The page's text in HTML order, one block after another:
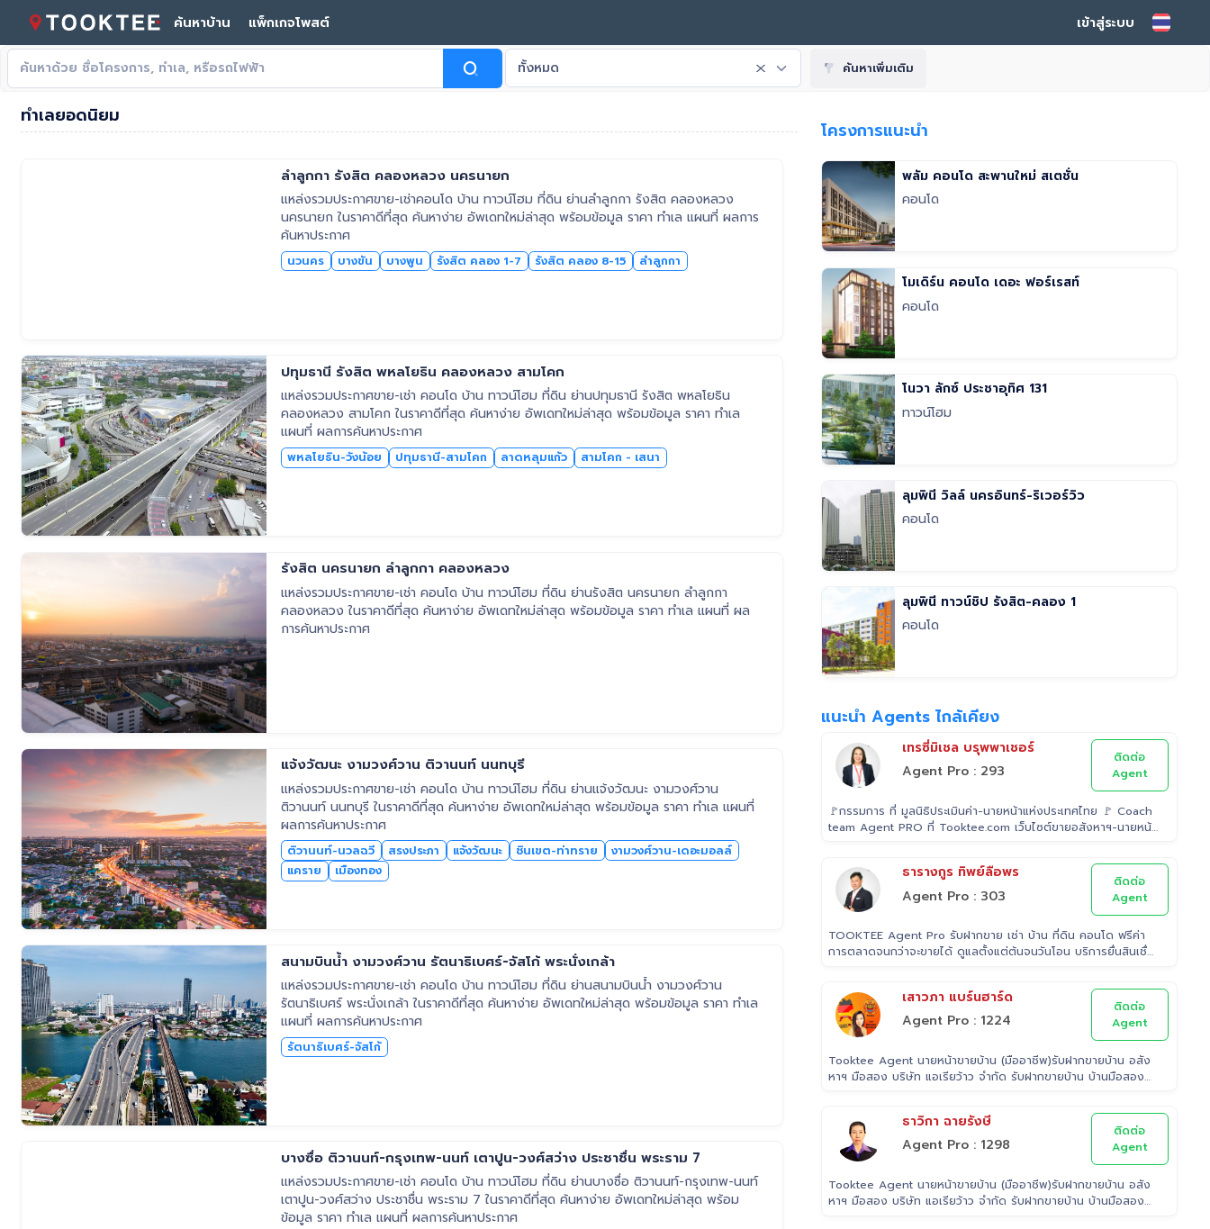
ค้นหาบ้าน แพ็กเกจโพสต์ เข้าสู่ระบบ
ทั้งหมด ค้นหาเพิ่มเติม
ทำเลยอดนิยม
ลำลูกกา รังสิต คลองหลวง นครนายก
แหล่งรวมประกาศขาย-เช่าคอนโด บ้าน ทาวน์โฮม ที่ดิน ย่านลำลูกกา รังสิต คลองหลวง
นครนายก ในราคาดีที่สุด ค้นหาง่าย อัพเดทใหม่ล่าสุด พร้อมข้อมูล ราคา ทำเล แผนที่ ผลการ
ค้นหาประกาศ
นวนคร บางขัน บางพูน รังสิต คลอง 1-7 รังสิต คลอง 8-15 ลำลูกกา
ปทุมธานี รังสิต พหลโยธิน คลองหลวง สามโคก
แหล่งรวมประกาศขาย-เช่า คอนโด บ้าน ทาวน์โฮม ที่ดิน ย่านปทุมธานี รังสิต พหลโยธิน
คลองหลวง สามโคก ในราคาดีที่สุด ค้นหาง่าย อัพเดทใหม่ล่าสุด พร้อมข้อมูล ราคา ทำเล
แผนที่ ผลการค้นหาประกาศ
พหลโยธิน-วังน้อย ปทุมธานี-สามโคก ลาดหลุมแก้ว สามโคก - เสนา
รังสิต นครนายก ลำลูกกา คลองหลวง
แหล่งรวมประกาศขาย-เช่า คอนโด บ้าน ทาวน์โฮม ที่ดิน ย่านรังสิต นครนายก ลำลูกกา
คลองหลวง ในราคาดีที่สุด ค้นหาง่าย อัพเดทใหม่ล่าสุด พร้อมข้อมูล ราคา ทำเล แผนที่ ผล
การค้นหาประกาศ
แจ้งวัฒนะ งามวงศ์วาน ติวานนท์ นนทบุรี
แหล่งรวมประกาศขาย-เช่า คอนโด บ้าน ทาวน์โฮม ที่ดิน ย่านแจ้งวัฒนะ งามวงศ์วาน
ติวานนท์ นนทบุรี ในราคาดีที่สุด ค้นหาง่าย อัพเดทใหม่ล่าสุด พร้อมข้อมูล ราคา ทำเล แผนที่
ผลการค้นหาประกาศ
ติวานนท์-นวลฉวี สรงประภา แจ้งวัฒนะ ชินเขต-ท่าทราย
งามวงศ์วาน-เดอะมอลล์
แคราย
เมืองทอง
สนามบินน้ำ งามวงศ์วาน รัตนาธิเบศร์-จัสโก้ พระนั่งเกล้า
แหล่งรวมประกาศขาย-เช่า คอนโด บ้าน ทาวน์โฮม ที่ดิน ย่านสนามบินน้ำ งามวงศ์วาน
รัตนาธิเบศร์ พระนั่งเกล้า ในราคาดีที่สุด ค้นหาง่าย อัพเดทใหม่ล่าสุด พร้อมข้อมูล ราคา ทำเล
แผนที่ ผลการค้นหาประกาศ
รัตนาธิเบศร์-จัสโก้
บางซื่อ ติวานนท์-กรุงเทพ-นนท์ เตาปูน-วงศ์สว่าง ประชาชื่น พระราม 7
แหล่งรวมประกาศขาย-เช่า คอนโด บ้าน ทาวน์โฮม ที่ดิน ย่านบางซื่อ ติวานนท์-กรุงเทพ-นนท์
เตาปูน-วงศ์สว่าง ประชาชื่น พระราม 7 ในราคาดีที่สุด ค้นหาง่าย อัพเดทใหม่ล่าสุด พร้อม
ข้อมูล ราคา ทำเล แผนที่ ผลการค้นหาประกาศ
โครงการแนะนำ
พลัม คอนโด สะพานใหม่ สเตชั่น
คอนโด
โมเดิร์น คอนโด เดอะ ฟอร์เรสท์
คอนโด
โนวา ลักซ์ ประชาอุทิศ 131
ทาวน์โฮม
ลุมพินี วิลล์ นครอินทร์-ริเวอร์วิว
คอนโด
ลุมพินี ทาวน์ชิป รังสิต-คลอง 1
คอนโด
แนะนำ Agents ไกล้เคียง
เทรซี่มิเชล บรุพพาเชอร์
Agent Pro : 293
ติดต่อ
Agent
🚩กรรมการ ที่ มูลนิธิประเมินค่า-นายหน้าแห่งประเทศไทย 🚩 Coach
team Agent PRO ที่ Tooktee.com เว็บไซต์ขายอสังหาฯ-นายหน้า
อสังหาริมทรัพย์ ที่ โรงเรียนธุรกิจอสังหาริมทรัพย์ไทย 🚩 Property
Consultant ที่ Tooktee ขาย-ซื้อ บ้านมือสอง อสังหาริมทรัพย์
กรุงเทพและปริมณฑล 🚩 อนุกรรม ที่สมาคมนายหน้า
และ ERA
ธารางกูร ทิพย์ลือพร
Agent Pro : 303
ติดต่อ
Agent
TOOKTEE Agent Pro รับฝากขาย เช่า บ้าน ที่ดิน คอนโด ฟรีค่า
การตลาดจนกว่าจะขายได้ ดูแลตั้งแต่ต้นจนวันโอน บริการยื่นสินเชื่อ
เสาวภา แบร์นฮาร์ด
Agent Pro : 1224
ติดต่อ
Agent
Tooktee Agent นายหน้าขายบ้าน (มืออาชีพ)รับฝากขายบ้าน อสัง
หาฯ มือสอง บริษัท แอเรียว้าว จำกัด รับฝากขายบ้าน บ้านมือสอง
ตลาด/โฆษณาผ่านสื่อต่างๆ/ เดินสินเชื่อ จนไปถึงขั้นตอนการโอนฯ
กรรมสิทธิ์ รับฝากขายเพื่อให้ลูกค้าขายบ้าน ขายที่ดิน และ
อสังหาริมทรัพย์ทุกประเภทได้ โดยทีมงานมืออาชีพ กว่า 2,000 ท่าน
พื้นที่กรุงเทพฯ ปริมณฑล โดยมีพันธมิตรธนาคารหลายแห่ง และทีม
นิติกรรมของกรมที่ดินทุกพื้นที่ ไร้กังวลเรื่องการโอนกรรมสิทธิ์
ธาวิกา ฉายรังษี
Agent Pro : 1298
ติดต่อ
Agent
Tooktee Agent นายหน้าขายบ้าน (มืออาชีพ)รับฝากขายบ้าน อสัง
หาฯ มือสอง บริษัท แอเรียว้าว จำกัด รับฝากขายบ้าน บ้านมือสอง